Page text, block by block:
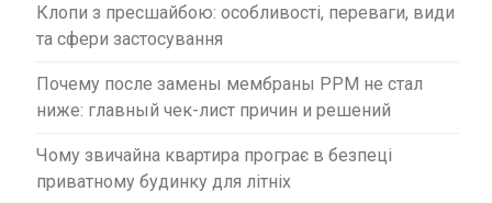
Клопи з пресшайбою: особливості, переваги, види
та сфери застосування
Почему после замены мембраны PPM не стал
ниже: главный чек-лист причин и решений
Чому звичайна квартира програє в безпеці
приватному будинку для літніх